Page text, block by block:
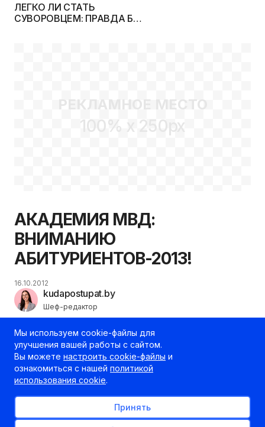
ЛЕГКО ЛИ СТАТЬ
СУВОРОВЦЕМ: ПРАВДА БЕЗ
РЕКЛАМНОЕ МЕСТО
100% x 250px
АКАДЕМИЯ МВД:
ВНИМАНИЮ
АБИТУРИЕНТОВ-2013!
kudapostupat.by
Шеф-редактор
16.10.2012
Мы используем cookie-файлы для
улучшения вашей работы с сайтом.
Вы можете настроить cookie-файлы и
ознакомиться с нашей политикой
использования cookie.
Принять